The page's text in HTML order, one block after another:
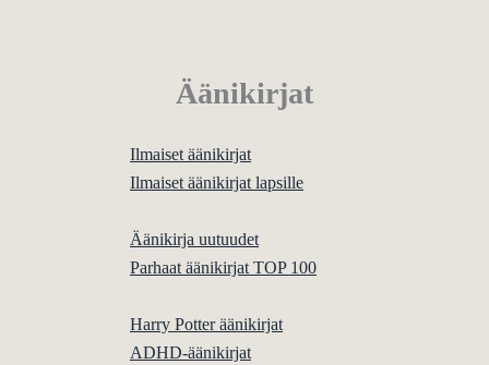
Äänikirjat
Ilmaiset äänikirjat
Ilmaiset äänikirjat lapsille
Äänikirja uutuudet
Parhaat äänikirjat TOP 100
Harry Potter äänikirjat
ADHD-äänikirjat